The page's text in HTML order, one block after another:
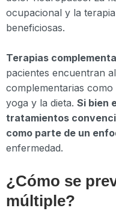
ocupacional y la
beneficiosas.
Terapias
pacientes encuentran
complementarias
yoga y la dieta. Si bien
tratamientos
como parte de un
enfermedad.
¿Cómo se
múltiple?